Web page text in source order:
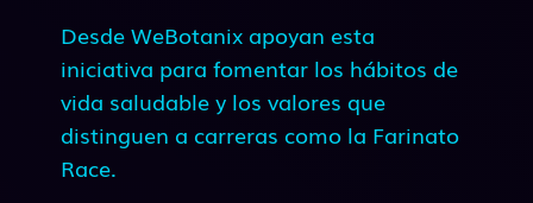
Desde WeBotanix apoyan esta
iniciativa para fomentar los hábitos de
vida saludable y los valores que
distinguen a carreras como la Farinato
Race.